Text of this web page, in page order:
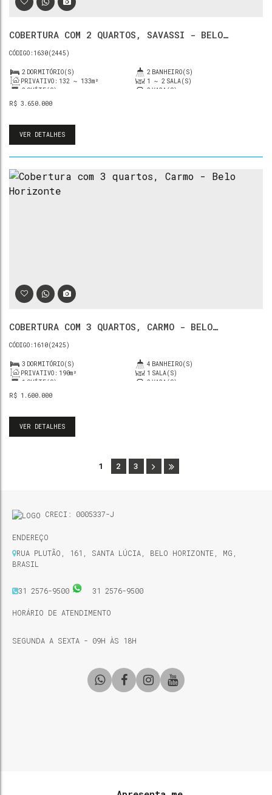
COBERTURA COM 2 QUARTOS, SAVASSI - BELO
R$ 3.650.000
1630(2445)
2 DORMITÓRIO(S) 2 BANHEIRO(S)
PRIVATIVO: 132 ~ 133m² 1 ~ 2 SALA(S)
2 SUÍTE(S) 3 VAGA(S)
VER DETALHES
COBERTURA COM 3 QUARTOS, CARMO - BELO
R$ 1.600.000
1610(2425)
3 DORMITÓRIO(S) 4 BANHEIRO(S)
PRIVATIVO: 190m² 1 SALA(S)
1 SUÍTE(S) 2 VAGA(S)
VER DETALHES
1 2 3
CRECI: 0005337-J
ENDEREÇO
RUA PLUTÃO
161 SANTA LÚCIA BELO HORIZONTE MG
BRASIL
31 2576-9500 31 2576-9500
HORÁRIO DE ATENDIMENTO
SEGUNDA A SEXTA - 09H ÀS 18H